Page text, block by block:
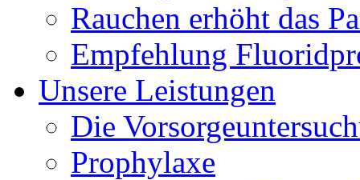
Rauchen erhöht das
Empfehlung
Unsere Leistungen
Die
Prophylaxe